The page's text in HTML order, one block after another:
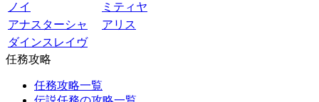
ノイ
ミティヤ
アナスターシャ
アリス
ダインスレイヴ
任務攻略
任務攻略一覧